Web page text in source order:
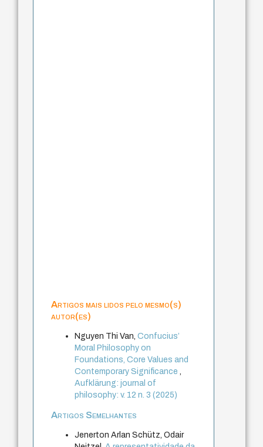
Artigos mais lidos pelo mesmo(s)
autor(es)
Nguyen Thi Van,Confucius’
Moral Philosophy on
Foundations, Core Values and
Contemporary Significance
Aufklärung: journal of
philosophy: v. 12 n. 3 (2025)
Artigos Semelhantes
Jenerton Arlan Schütz, Odair